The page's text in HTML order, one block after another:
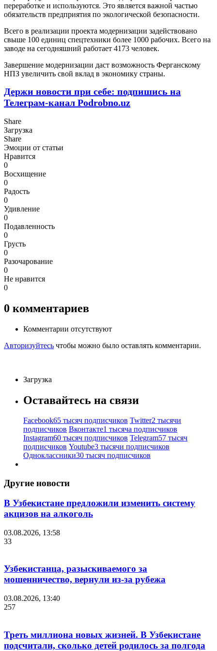
переработке и используются. Это является важной частью
обязательств предприятия по экологической безопасности.
Всего в реализации проекта модернизации задействовано
свыше 100 единиц спецтехники более 1000 рабочих. Всего на
заводе на сегодняшний работает 4173 человек.
Завершение модернизации даст возможность Ферганскому
НПЗ увеличить свой вклад в экономику страны.
Держи новости при себе: подпишись на
Телеграм-канал Podrobno.uz
Share
Загрузка
Share
Эмоции от статьи
Нравится
0
Восхищение
0
Радость
0
Удивление
0
Подавленность
0
Грусть
0
Разочарование
0
Не нравится
0
0 комментариев
Комментарии отсутствуют
Авторизуйтесь чтобы можно было оставлять комментарии.
Загрузка
Оставайтесь на связи
Facebook65 тысяч подписчиков Twitter2 тысячи
подписчиков Вконтакте1 тысяча подписчиков
Instagram60 тысяч подписчиков Telegram57 тысяч
подписчиков Youtube3 тысячи подписчиков
Одноклассники30 тысяч подписчиков
Другие новости
В Узбекистане предложили изменить систему
акцизов на алкоголь
03.08.2026, 13:58
33
Узбекистанца, разыскиваемого за
мошенничество, вернули из-за рубежа
03.08.2026, 13:40
257
Треть миллиона новых жизней. В Узбекистане
подсчитали, сколько детей родилось за полгода